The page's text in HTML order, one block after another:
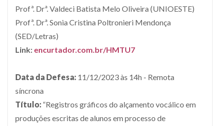
Profª. Drª. Valdeci Batista Melo Oliveira (UNIOESTE)
Profª. Drª. Sonia Cristina Poltronieri Mendonça
(SED/Letras)
Link: encurtador.com.br/HMTU7
Data da Defesa: 11/12/2023 às 14h - Remota
síncrona
Título: “Registros gráficos do alçamento vocálico em
produções escritas de alunos em processo de